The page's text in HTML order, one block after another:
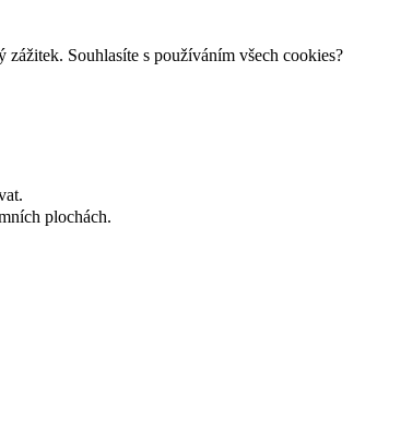
Souhlasíte s používáním všech cookies?
plochách.